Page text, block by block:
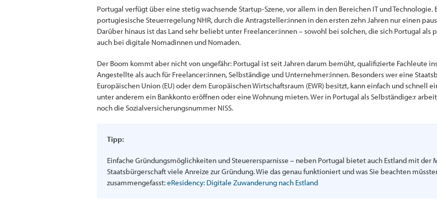
Portugal verfügt über eine stetig wachsende Startup-Szene, vor allem in den Bereichen IT und
portugiesische Steuerregelung NHR, durch die Antragsteller:innen in den ersten zehn Jahren nur einen
Darüber hinaus ist das Land sehr beliebt unter Freelancer:innen – sowohl bei solchen, die sich Portugal als
auch bei digitale Nomadinnen und Nomaden.
Der Boom kommt aber nicht von ungefähr: Portugal ist seit Jahren darum bemüht, qualifizierte Fachleute
Angestellte als auch für Freelancer:innen, Selbständige und Unternehmer:innen. Besonders wer eine
Europäischen Union (EU) oder dem Europäischen Wirtschaftsraum (EWR) besitzt, kann einfach und schnell
unter anderem ein Bankkonto eröffnen oder eine Wohnung mieten. Wer in Portugal als Selbständige:r
noch die Sozialversicherungsnummer NISS.
Tipp:
Einfache Gründungsmöglichkeiten und Steuerersparnisse – neben Portugal bietet auch Estland mit
Staatsbürgerschaft viele Anreize zur Gründung. Wie das genau funktioniert und was Sie beachten
zusammengefasst:eResidency: Digitale Zuwanderung nach Estland